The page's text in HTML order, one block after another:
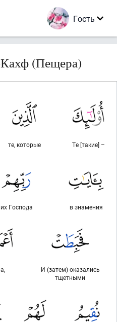
Гость
(Пещера)
Те [такие] –
те, которые
в знамения
их Господа
И (затем) оказались
тщетными